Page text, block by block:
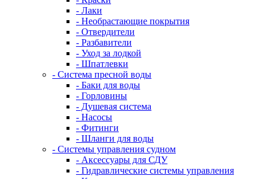
- Лаки
- Необрастающие покрытия
- Отвердители
- Разбавители
- Уход за лодкой
- Шпатлевки
- Система пресной воды
- Баки для воды
- Горловины
- Душевая система
- Насосы
- Фитинги
- Шланги для воды
- Системы управления судном
- Аксессуары для СДУ
- Гидравлические системы управления